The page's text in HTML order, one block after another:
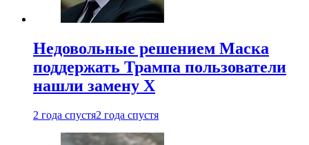
Недовольные решением Маска
поддержать Трампа пользователи
нашли замену X
2 года спустя2 года спустя